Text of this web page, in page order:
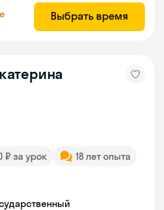
Выбрать время
₽ за урок
18 лет опыта